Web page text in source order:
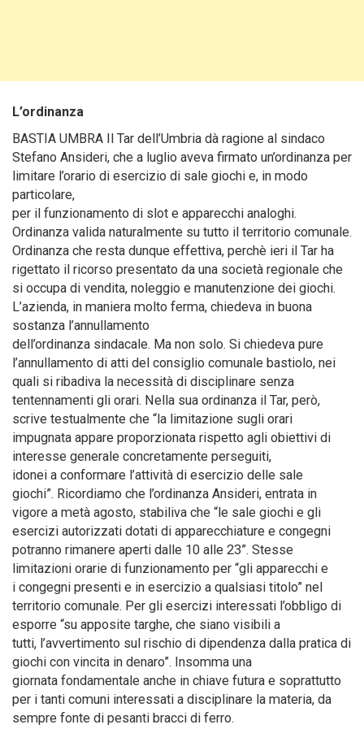
L’ordinanza
BASTIA UMBRA Il Tar dell’Umbria dà ragione al sindaco
Stefano Ansideri, che a luglio aveva firmato un’ordinanza per
limitare l’orario di esercizio di sale giochi e, in modo
particolare,
per il funzionamento di slot e apparecchi analoghi.
Ordinanza valida naturalmente su tutto il territorio comunale.
Ordinanza che resta dunque effettiva, perchè ieri il Tar ha
rigettato il ricorso presentato da una società regionale che
si occupa di vendita, noleggio e manutenzione dei giochi.
L’azienda, in maniera molto ferma, chiedeva in buona
sostanza l’annullamento
dell’ordinanza sindacale. Ma non solo. Si chiedeva pure
l’annullamento di atti del consiglio comunale bastiolo, nei
quali si ribadiva la necessità di disciplinare senza
tentennamenti gli orari. Nella sua ordinanza il Tar, però,
scrive testualmente che “la limitazione sugli orari
impugnata appare proporzionata rispetto agli obiettivi di
interesse generale concretamente perseguiti,
idonei a conformare l’attività di esercizio delle sale
giochi”. Ricordiamo che l’ordinanza Ansideri, entrata in
vigore a metà agosto, stabiliva che “le sale giochi e gli
esercizi autorizzati dotati di apparecchiature e congegni
potranno rimanere aperti dalle 10 alle 23”. Stesse
limitazioni orarie di funzionamento per “gli apparecchi e
i congegni presenti e in esercizio a qualsiasi titolo” nel
territorio comunale. Per gli esercizi interessati l’obbligo di
esporre “su apposite targhe, che siano visibili a
tutti, l’avvertimento sul rischio di dipendenza dalla pratica di
giochi con vincita in denaro”. Insomma una
giornata fondamentale anche in chiave futura e soprattutto
per i tanti comuni interessati a disciplinare la materia, da
sempre fonte di pesanti bracci di ferro.